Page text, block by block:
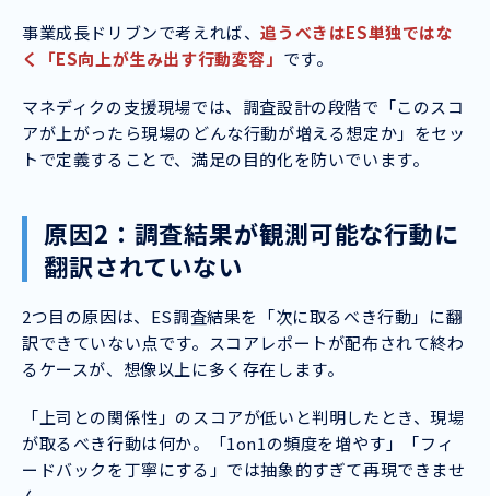
事業成長ドリブンで考えれば、追うべきはES単独ではな
く「ES向上が生み出す行動変容」 です。
マネディクの支援現場では、調査設計の段階で「このスコ
アが上がったら現場のどんな行動が増える想定か」をセッ
トで定義することで、満足の目的化を防いでいます。
原因2：調査結果が観測可能な行動に
翻訳されていない
2つ目の原因は、ES調査結果を「次に取るべき行動」に翻
訳できていない点です。スコアレポートが配布されて終わ
るケースが、想像以上に多く存在します。
「上司との関係性」のスコアが低いと判明したとき、現場
が取るべき行動は何か。「1on1の頻度を増やす」「フィ
ードバックを丁寧にする」では抽象的すぎて再現できませ